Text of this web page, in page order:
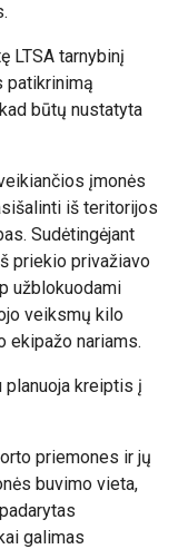
LTSA tarnybinį
patikrinimą
būtų nustatyta
įmonės
iš teritorijos
Sudėtingėjant
priekio privažiavo
užblokuodami
veiksmų kilo
ekipažo nariams.
planuoja kreiptis į
priemones ir jų
buvimo vieta,
galimas